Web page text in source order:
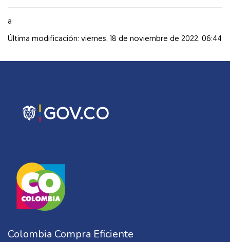
a
Última modificación: viernes, 18 de noviembre de 2022, 06:44
Colombia Compra Eficiente